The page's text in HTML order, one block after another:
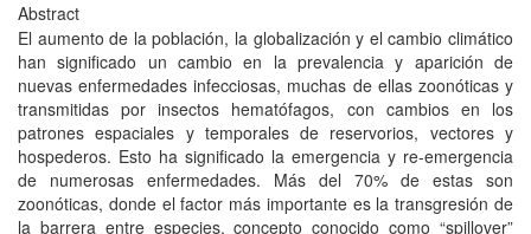
Abstract
El aumento de la población, la globalización y el cambio climático
han significado un cambio en la prevalencia y aparición de
nuevas enfermedades infecciosas, muchas de ellas zoonóticas y
transmitidas por insectos hematófagos, con cambios en los
patrones espaciales y temporales de reservorios, vectores y
hospederos. Esto ha significado la emergencia y re-emergencia
de numerosas enfermedades. Más del 70% de estas son
zoonóticas, donde el factor más importante es la transgresión de
la barrera entre especies, concepto conocido como “spillover”